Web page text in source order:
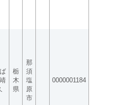
栃
木
県
那
須
塩
原
市
0000001184